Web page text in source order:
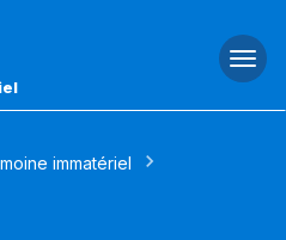
immatériel